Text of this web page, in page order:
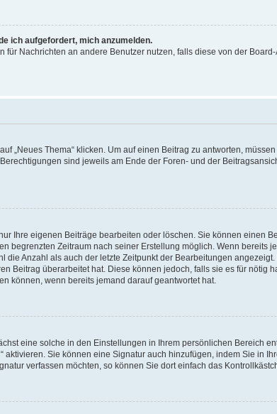
ich aufgefordert, mich anzumelden.
Nachrichten an andere Benutzer nutzen, falls diese von der
„Neues Thema“ klicken. Um auf einen Beitrag zu antworten,
sind jeweils am Ende der Foren- und der
Ihre eigenen Beiträge bearbeiten oder löschen. Sie können einen
begrenzten Zeitraum nach seiner Erstellung möglich. Wenn bereits
Anzahl als auch der letzte Zeitpunkt der Bearbeitungen
Beitrag überarbeitet hat. Diese können jedoch, falls sie es für nötig
können, wenn bereits jemand darauf geantwortet hat.
eine solche in den Einstellungen in Ihrem persönlichen Bereich
aktivieren. Sie können eine Signatur auch hinzufügen, indem Sie in
verfassen möchten, so können Sie dort einfach das